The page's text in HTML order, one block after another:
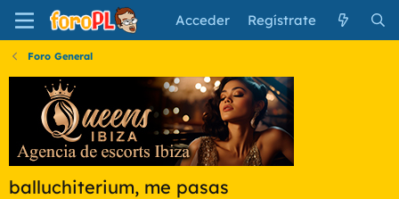
Acceder Regístrate
Foro General
balluchiterium, me pasas